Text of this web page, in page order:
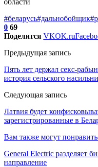
#беларусь#дальнобойщик
0 69
Поделится VKOK.ru
Предыдущая запись
Пять лет держал секс-
история сельского
Следующая запись
Латвия будет
зарегистрированные в
Вам также могут
General Electric разделяет
направление